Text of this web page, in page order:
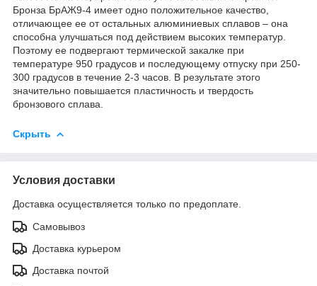
Бронза БрАЖ9-4 имеет одно положительное качество,
отличающее ее от остальных алюминиевых сплавов – она
способна улучшаться под действием высоких температур.
Поэтому ее подвергают термической закалке при
температуре 950 градусов и последующему отпуску при 250-
300 градусов в течение 2-3 часов. В результате этого
значительно повышается пластичность и твердость
бронзового сплава.
Скрыть
Условия доставки
Доставка осуществляется только по предоплате.
Самовывоз
Доставка курьером
Доставка почтой